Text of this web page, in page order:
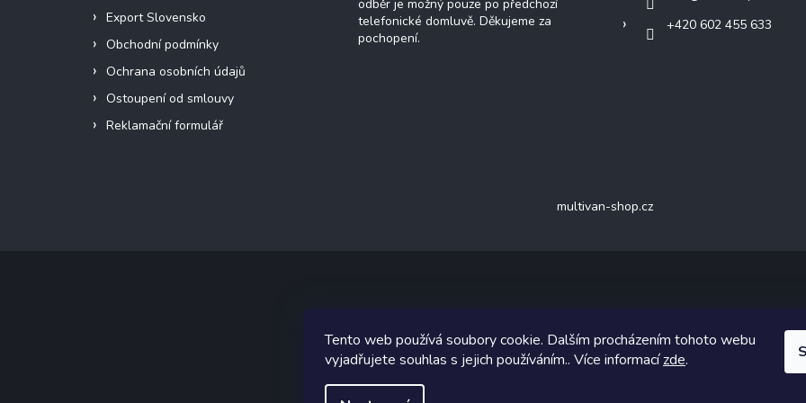
Tento web používá soubory cookie. Dalším procházením tohoto webu
vyjadřujete souhlas s jejich používáním.. Více informacízde.
Export Slovensko
Obchodní podmínky
Ochrana osobních údajů
Ostoupení od smlouvy
Reklamační formulář
odběr je možný pouze po předchozí
telefonické domluvě. Děkujeme za
pochopení.
+420 602 455 633
multivan-shop.cz
Grafický návrh vytvořil a na Shoptet implementoval Tomáš Hlad&